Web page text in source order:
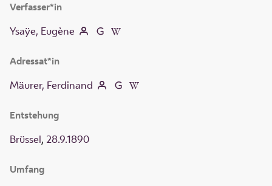
Verfasser*in
Ysaÿe, Eugène
Adressat*in
Mäurer, Ferdinand
Entstehung
Brüssel, 28.9.1890
Umfang